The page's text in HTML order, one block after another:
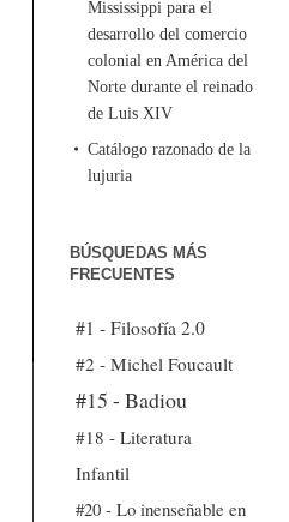
Mississippi para el
desarrollo del comercio
colonial en América del
Norte durante el reinado
de Luis XIV
Catálogo razonado de la
lujuria
BÚSQUEDAS MÁS
FRECUENTES
#1 - Filosofía 2.0
#2 - Michel Foucault
#15 - Badiou
#18 - Literatura
Infantil
#20 - Lo inenseñable en